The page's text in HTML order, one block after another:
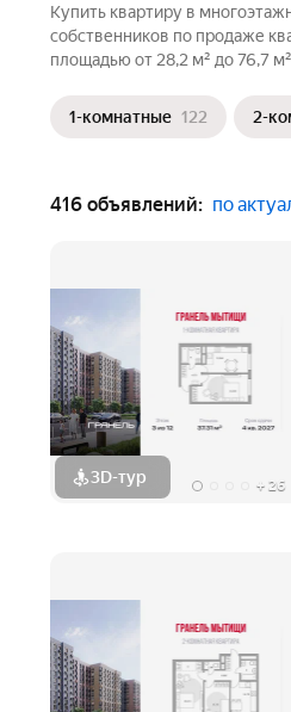
Купить квартиру в
собственников по продаже
площадью от 28,2 м² до 76,7
1-комнатные 122 2-
416 объявлений: по
3D-тур + 26